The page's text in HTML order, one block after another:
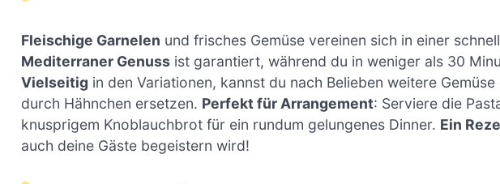
Fleischige Garnelen und frisches Gemüse vereinen sich in einer
Mediterraner Genuss ist garantiert, während du in weniger als 30
Vielseitig in den Variationen, kannst du nach Belieben weitere
durch Hähnchen ersetzen. Perfekt für Arrangement: Serviere die
knusprigem Knoblauchbrot für ein rundum gelungenes Dinner. Ein
auch deine Gäste begeistern wird!